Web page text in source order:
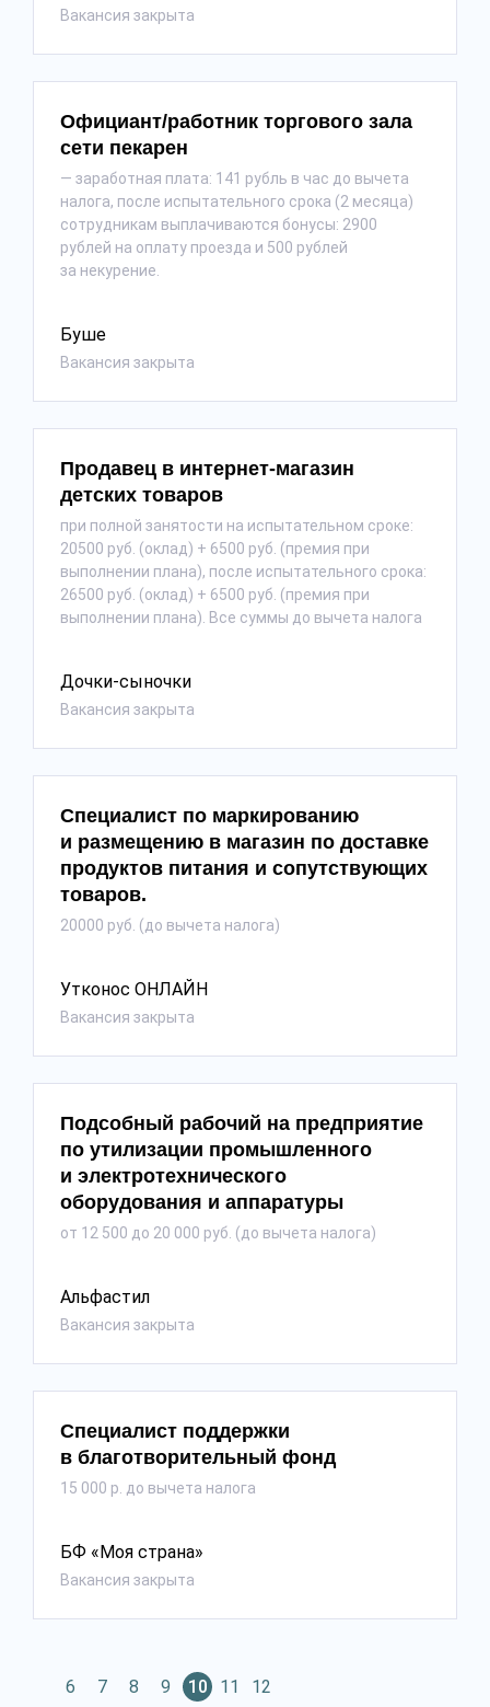
Вакансия закрыта
Официант/работник торгового зала
сети пекарен
— заработная плата: 141 рубль в час до вычета
налога, после испытательного срока (2 месяца)
сотрудникам выплачиваются бонусы: 2900
рублей на оплату проезда и 500 рублей
за некурение.
Буше
Вакансия закрыта
Продавец в интернет-магазин
детских товаров
при полной занятости на испытательном сроке:
20500 руб. (оклад) + 6500 руб. (премия при
выполнении плана), после испытательного срока:
26500 руб. (оклад) + 6500 руб. (премия при
выполнении плана). Все суммы до вычета налога
Дочки-сыночки
Вакансия закрыта
Специалист по маркированию
и размещению в магазин по доставке
продуктов питания и сопутствующих
товаров.
20000 руб. (до вычета налога)
Утконос ОНЛАЙН
Вакансия закрыта
Подсобный рабочий на предприятие
по утилизации промышленного
и электротехнического
оборудования и аппаратуры
от 12 500 до 20 000 руб. (до вычета налога)
Альфастил
Вакансия закрыта
Специалист поддержки
в благотворительный фонд
15 000 р. до вычета налога
БФ «Моя страна»
Вакансия закрыта
6 7 8 9 10 11 12